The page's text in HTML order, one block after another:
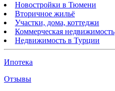
Новостройки в Тюмени
Вторичное жильё
Участки, дома, коттеджи
Коммерческая недвижимость
Недвижимость в Турции
Ипотека
Отзывы